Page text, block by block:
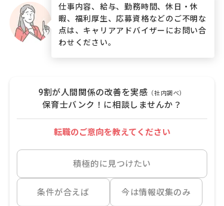
仕事内容、給与、勤務時間、休日・休
暇、福利厚生、応募資格などのご不明な
点は、キャリアアドバイザーにお問い合
わせください。
9割が人間関係の改善を実感 （社内調べ）
保育士バンク！に相談しませんか？
転職のご意向を教えてください
積極的に見つけたい
条件が合えば 今は情報収集のみ